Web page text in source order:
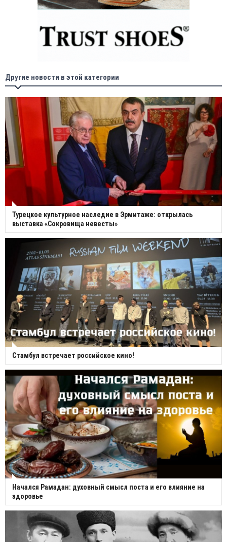
Другие новости в этой категории
Турецкое культурное наследие в Эрмитаже: открылась
выставка «Сокровища невесты»
Стамбул встречает российское кино!
Начался Рамадан: духовный смысл поста и его влияние на
здоровье